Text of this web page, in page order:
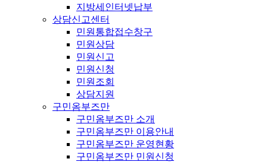
지방세인터넷납부
상담신고센터
민원통합접수창구
민원상담
민원신고
민원신청
민원조회
상담지원
구민옴부즈만
구민옴부즈만 소개
구민옴부즈만 이용안내
구민옴부즈만 운영현황
구민옴부즈만 민원신청